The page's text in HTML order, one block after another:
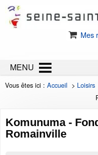
Mes
MENU
Vous êtes ici : Accueil > Loisirs
Komunuma -
Romainville